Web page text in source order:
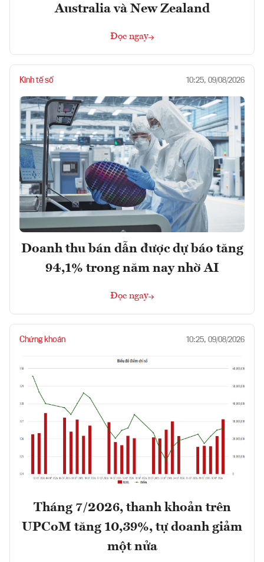
Australia và New Zealand
Đọc ngay
Kinh tế số 10:25, 09/08/2026
Doanh thu bán dẫn được dự báo tăng
94,1% trong năm nay nhờ AI
Đọc ngay
Chứng khoán 10:25, 09/08/2026
Tháng 7/2026, thanh khoản trên
UPCoM tăng 10,39%, tự doanh giảm
một nửa